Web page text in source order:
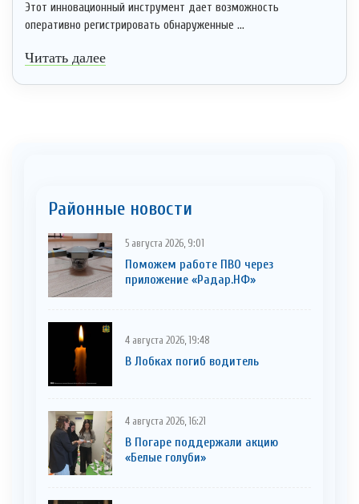
Этот инновационный инструмент дает возможность
оперативно регистрировать обнаруженные ...
Читать далее
Районные новости
5 августа 2026, 9:01
Поможем работе ПВО через
приложение «Радар.НФ»
4 августа 2026, 19:48
В Лобках погиб водитель
4 августа 2026, 16:21
В Погаре поддержали акцию
«Белые голуби»